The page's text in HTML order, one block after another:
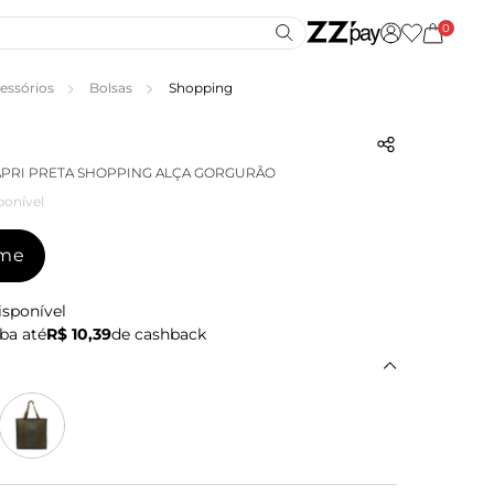
0
Bolsas Shopping
PRETA SHOPPING ALÇA GORGURÃO
atéR$ 10,39de cashback